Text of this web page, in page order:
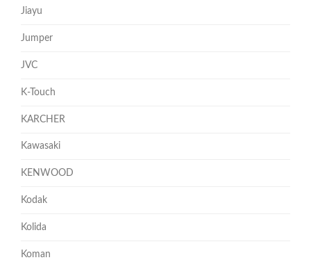
Jiayu
Jumper
JVC
K-Touch
KARCHER
Kawasaki
KENWOOD
Kodak
Kolida
Koman